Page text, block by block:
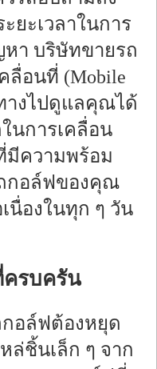
ยะเวลาในการ
า บริษัทขายรถ
ลื่อนที่ (Mobile
างไปดูแลคุณได้
นการเคลื่อน
มีความพร้อม
กอล์ฟของคุณ
นื่องในทุก ๆ วัน
ครบครัน
กอล์ฟต้องหยุด
ล่ชิ้นเล็ก ๆ จาก